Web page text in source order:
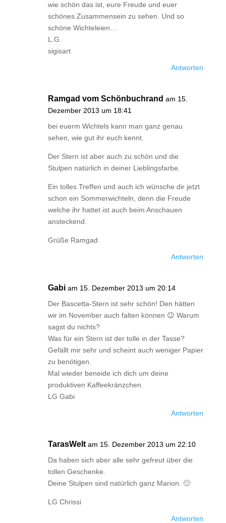
wie schön das ist, eure Freude und euer
schönes Zusammensein zu sehen. Und so
schöne Wichteleien…
L.G.
sigisart
Antworten
Ramgad vom Schönbuchrand am 15.
Dezember 2013 um 18:41
bei euerm Wichtels kann man ganz genau
sehen, wie gut ihr euch kennt.
Der Stern ist aber auch zu schön und die
Stulpen natürlich in deiner Lieblingsfarbe.
Ein tolles Treffen und auch ich wünsche dir jetzt
schon ein Sommerwichteln, denn die Freude
welche ihr hattet ist auch beim Anschauen
ansteckend.
Grüße Ramgad
Antworten
Gabi am 15. Dezember 2013 um 20:14
Der Bascetta-Stern ist sehr schön! Den hätten
wir im November auch falten können 😉 Warum
sagst du nichts?
Was für ein Stern ist der tolle in der Tasse?
Gefällt mir sehr und scheint auch weniger Papier
zu benötigen.
Mal wieder beneide ich dich um deine
produktiven Kaffeekränzchen.
LG Gabi
Antworten
TarasWelt am 15. Dezember 2013 um 22:10
Da haben sich aber alle sehr gefreut über die
tollen Geschenke.
Deine Stulpen sind natürlich ganz Marion. 🙂
LG Chrissi
Antworten